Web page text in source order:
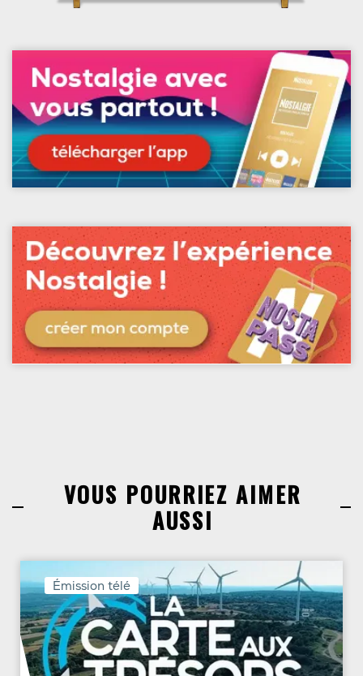
VOUS POURRIEZ AIMER
AUSSI
Émission télé